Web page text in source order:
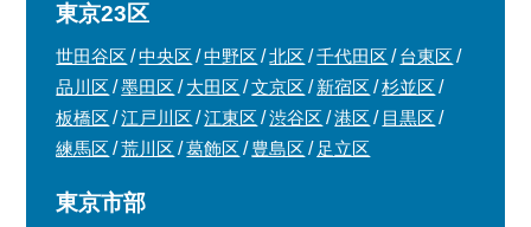
東京23区
世田谷区 中央区 中野区 北区 千代田区
台東区
品川区
墨田区 大田区 文京区 新宿区
杉並区
板橋区
江戸川区 江東区 渋谷区 港区
目黒区
練馬区
荒川区 葛飾区 豊島区 足立区
東京市部